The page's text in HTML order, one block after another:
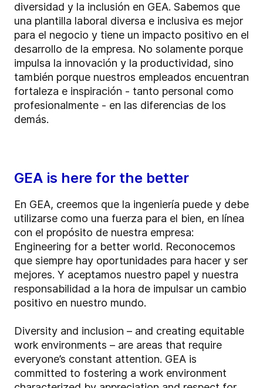
diversidad y la inclusión en GEA. Sabemos que
una plantilla laboral diversa e inclusiva es mejor
para el negocio y tiene un impacto positivo en el
desarrollo de la empresa. No solamente porque
impulsa la innovación y la productividad, sino
también porque nuestros empleados encuentran
fortaleza e inspiración - tanto personal como
profesionalmente - en las diferencias de los
demás.
GEA is here for the better
En GEA, creemos que la ingeniería puede y debe
utilizarse como una fuerza para el bien, en línea
con el propósito de nuestra empresa:
Engineering for a better world. Reconocemos
que siempre hay oportunidades para hacer y ser
mejores. Y aceptamos nuestro papel y nuestra
responsabilidad a la hora de impulsar un cambio
positivo en nuestro mundo.
Diversity and inclusion – and creating equitable
work environments – are areas that require
everyone’s constant attention. GEA is
committed to fostering a work environment